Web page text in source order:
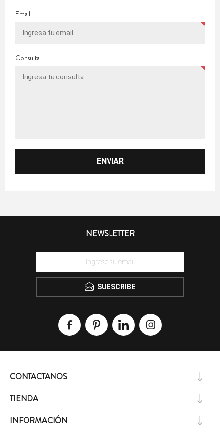
Email
Consulta
NEWSLETTER
SUBSCRIBE
CONTACTANOS
TIENDA
INFORMACIÓN